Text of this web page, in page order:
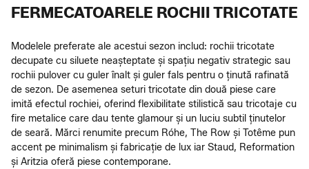
FERMECATOARELE ROCHII TRICOTATE
Modelele preferate ale acestui sezon includ: rochii tricotate
decupate cu siluete neașteptate și spațiu negativ strategic sau
rochii pulover cu guler înalt și guler fals pentru o ținută rafinată
de sezon. De asemenea seturi tricotate din două piese care
imită efectul rochiei, oferind flexibilitate stilistică sau tricotaje cu
fire metalice care dau tente glamour și un luciu subtil ținutelor
de seară. Mărci renumite precum Róhe, The Row și Totême pun
accent pe minimalism și fabricație de lux iar Staud, Reformation
și Aritzia oferă piese contemporane.